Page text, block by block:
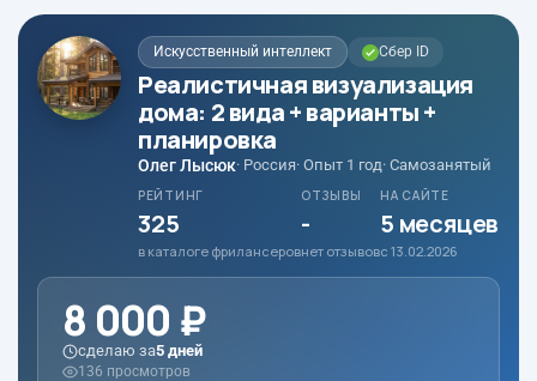
Искусственный интеллект Сбер ID
Реалистичная визуализация
дома: 2 вида + варианты +
планировка
Олег Лысюк· Россия· Опыт 1 год· Самозанятый
РЕЙТИНГ
325
в каталоге фрилансеров
ОТЗЫВЫ
-
нет отзывов
НА САЙТЕ
5 месяцев
с 13.02.2026
8 000 ₽
сделаю за5 дней
136 просмотров